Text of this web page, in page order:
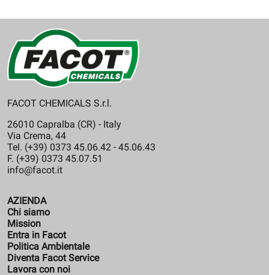
FACOT CHEMICALS S.r.l.
26010 Capralba (CR) - Italy
Via Crema, 44
Tel. (+39) 0373 45.06.42 - 45.06.43
F. (+39) 0373 45.07.51
info@facot.it
AZIENDA
Chi siamo
Mission
Entra in Facot
Politica Ambientale
Diventa Facot Service
Lavora con noi